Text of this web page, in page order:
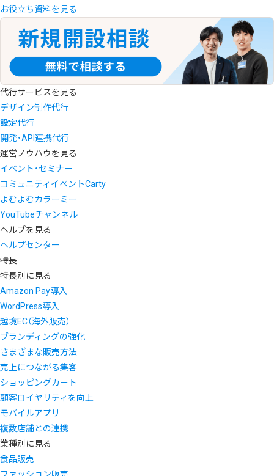
お役立ち資料を見る
代行サービスを見る
デザイン制作代行
設定代行
開発・API連携代行
運営ノウハウを見る
イベント・セミナー
コミュニティイベントCarty
よむよむカラーミー
YouTubeチャンネル
ヘルプを見る
ヘルプセンター
特長
特長別に見る
Amazon Pay導入
WordPress導入
越境EC（海外販売）
ブランディングの強化
さまざまな販売方法
売上につながる集客
ショッピングカート
顧客ロイヤリティを向上
モバイルアプリ
複数店舗との連携
業種別に見る
食品販売
ファッション販売